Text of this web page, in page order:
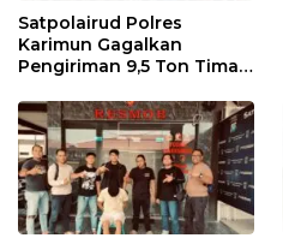
Satpolairud Polres
Karimun Gagalkan
Pengiriman 9,5 Ton Timah
Tersangka Diamankan